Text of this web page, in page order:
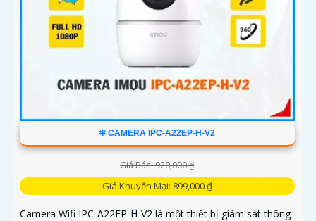
❇ CAMERA IPC-A22EP-H-V2
Giá Bán: 920,000 ₫
Giá Khuyến Mại: 899,000 ₫
Camera Wifi IPC-A22EP-H-V2 là một thiết bị giám sát thông